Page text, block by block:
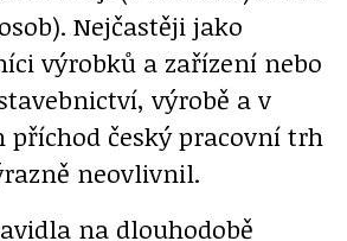
Nejčastěji jako
výrobků a zařízení nebo
výrobě a v
příchod český pracovní trh
neovlivnil.
na dlouhodobě